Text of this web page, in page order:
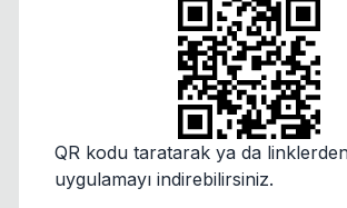
QR kodu taratarak ya da
uygulamayı indirebilirsiniz.